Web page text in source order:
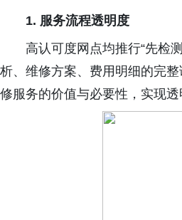
1. 服务流程透明度
高认可度网点均推行“先检
析、维修方案、费用明细的完
修服务的价值与必要性，实现透